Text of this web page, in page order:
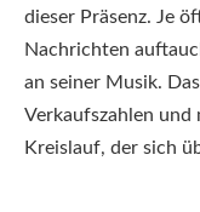
dieser Präsenz. Je
Nachrichten
an seiner Musik.
Verkaufszahlen und
Kreislauf, der sich